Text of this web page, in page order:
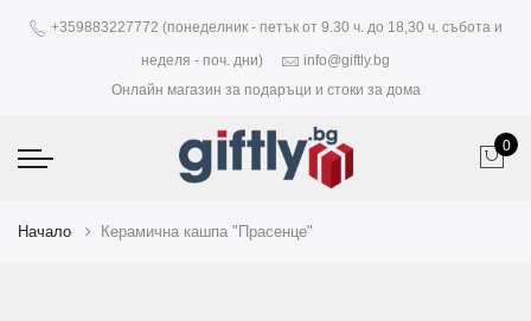
+359883227772 (понеделник - петък от 9.30 ч. до 18,30 ч. събота и
неделя - поч. дни)
info@giftly.bg
Онлайн магазин за подаръци и стоки за дома
0
Начало Керамична кашпа "Прасенце"